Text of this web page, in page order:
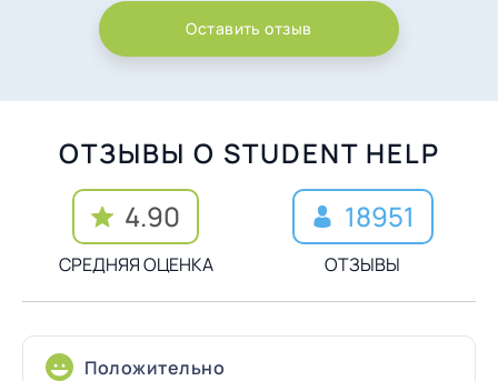
Оставить отзыв
ОТЗЫВЫ О STUDENT HELP
СРЕДНЯЯ ОЦЕНКА
4.90
ОТЗЫВЫ
18951
Положительно